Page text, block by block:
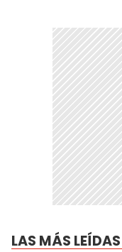
LAS MÁS LEÍDAS